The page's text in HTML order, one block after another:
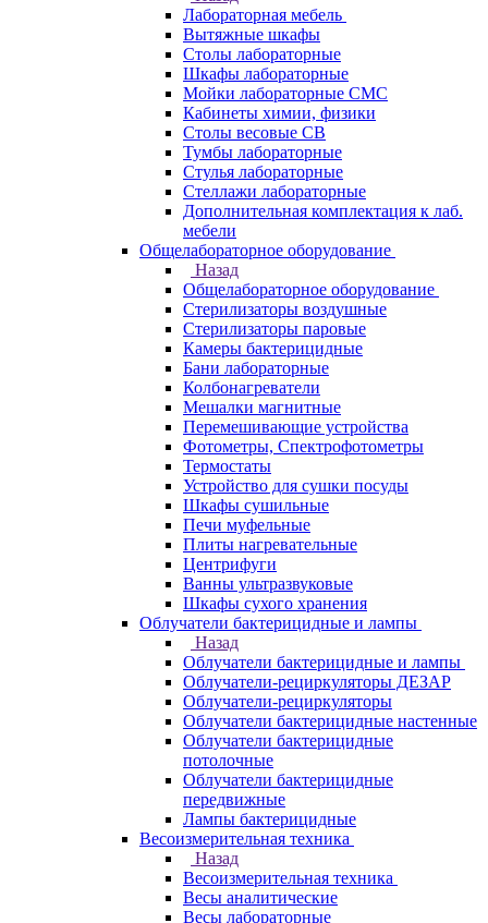
Лабораторная мебель
Вытяжные шкафы
Столы лабораторные
Шкафы лабораторные
Мойки лабораторные СМС
Кабинеты химии, физики
Столы весовые СВ
Тумбы лабораторные
Стулья лабораторные
Стеллажи лабораторные
Дополнительная комплектация к лаб.
мебели
Общелабораторное оборудование
Назад
Общелабораторное оборудование
Стерилизаторы воздушные
Стерилизаторы паровые
Камеры бактерицидные
Бани лабораторные
Колбонагреватели
Мешалки магнитные
Перемешивающие устройства
Фотометры, Спектрофотометры
Термостаты
Устройство для сушки посуды
Шкафы сушильные
Печи муфельные
Плиты нагревательные
Центрифуги
Ванны ультразвуковые
Шкафы сухого хранения
Облучатели бактерицидные и лампы
Назад
Облучатели бактерицидные и лампы
Облучатели-рециркуляторы ДЕЗАР
Облучатели-рециркуляторы
Облучатели бактерицидные настенные
Облучатели бактерицидные
потолочные
Облучатели бактерицидные
передвижные
Лампы бактерицидные
Весоизмерительная техника
Назад
Весоизмерительная техника
Весы аналитические
Весы лабораторные